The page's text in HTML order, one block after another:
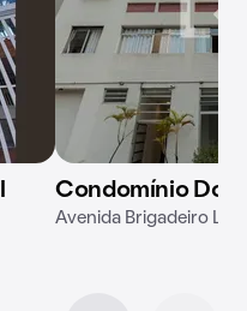
Condomínio
Avenida Brigadeiro